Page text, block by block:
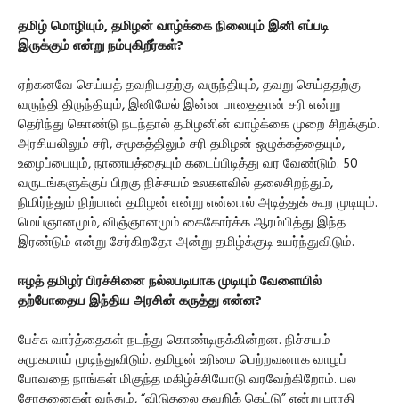
தமிழ் மொழியும், தமிழன் வாழ்க்கை நிலையும் இனி எப்படி
இருக்கும் என்று நம்புகிறீர்கள்?
ஏற்கனவே செய்யத் தவறியதற்கு வருந்தியும், தவறு செய்ததற்கு
வருந்தி திருந்தியும், இனிமேல் இன்ன பாதைதான் சரி என்று
தெரிந்து கொண்டு நடந்தால் தமிழனின் வாழ்க்கை முறை சிறக்கும்.
அரசியலிலும் சரி, சமூகத்திலும் சரி தமிழன் ஒழுக்கத்தையும்,
உழைப்பையும், நாணயத்தையும் கடைப்பிடித்து வர வேண்டும். 50
வருடங்களுக்குப் பிறகு நிச்சயம் உலகளவில் தலைசிறந்தும்,
நிமிர்ந்தும் நிற்பான் தமிழன் என்று என்னால் அடித்துக் கூற முடியும்.
மெய்ஞானமும், விஞ்ஞானமும் கைகோர்க்க ஆரம்பித்து இந்த
இரண்டும் என்று சேர்கிறதோ அன்று தமிழ்க்குடி உயர்ந்துவிடும்.
ஈழத் தமிழர் பிரச்சினை நல்லபடியாக முடியும் வேளையில்
தற்போதைய இந்திய அரசின் கருத்து என்ன?
பேச்சு வார்த்தைகள் நடந்து கொண்டிருக்கின்றன. நிச்சயம்
சுமுகமாய் முடிந்துவிடும். தமிழன் உரிமை பெற்றவனாக வாழப்
போவதை நாங்கள் மிகுந்த மகிழ்ச்சியோடு வரவேற்கிறோம். பல